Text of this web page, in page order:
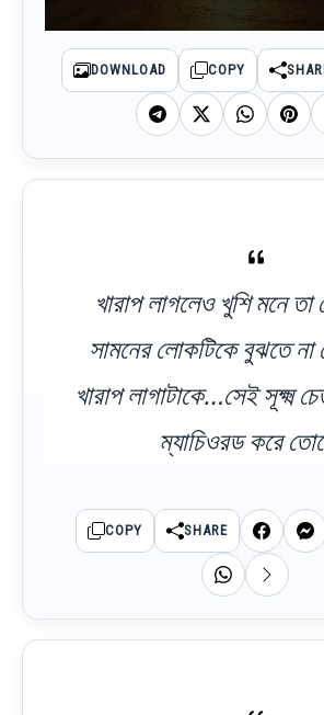
DOWNLOAD COPY
খারাপ লাগলেও খুশি মনে তা
সামনের লোকটিকে বুঝতে না
খারাপ লাগাটাকে…সেই সূক্ষ্ম
ম্যাচিওরড করে
COPY SHARE